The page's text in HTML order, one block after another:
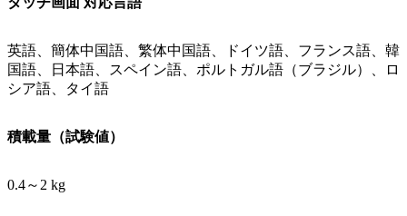
英語、簡体中国語、繁体中国語、ドイツ語、フランス語、韓
国語、日本語、スペイン語、ポルトガル語（ブラジル）、ロ
シア語、タイ語
積載量（試験値）
0.4～2 kg